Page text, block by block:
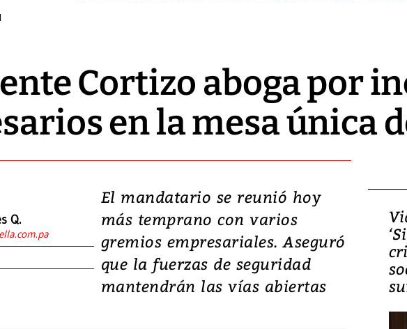
Cortizo aboga por
en la mesa única
Q.
El mandatario se reunió hoy
más temprano con varios
gremios empresariales. Aseguró
que la fuerzas de seguridad
mantendrán las vías abiertas
Video, Japón: Terremoto
deja heridos y graves
daños en Kumamoto